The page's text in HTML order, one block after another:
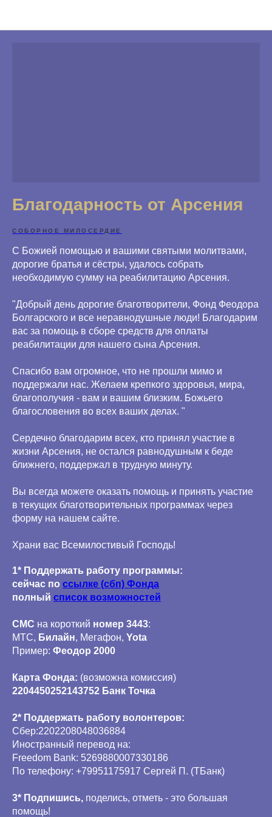
Благодарность от Арсения
СОБОРНОЕ МИЛОСЕРДИЕ
С Божией помощью и вашими святыми молитвами,
дорогие братья и сёстры, удалось собрать
необходимую сумму на реабилитацию Арсения.
"Добрый день дорогие благотворители, Фонд Феодора
Болгарского и все неравнодушные люди! Благодарим
вас за помощь в сборе средств для оплаты
реабилитации для нашего сына Арсения.
Спасибо вам огромное, что не прошли мимо и
поддержали нас. Желаем крепкого здоровья, мира,
благополучия - вам и вашим близким. Божьего
благословения во всех ваших делах. "
Сердечно благодарим всех, кто принял участие в
жизни Арсения, не остался равнодушным к беде
ближнего, поддержал в трудную минуту.
Вы всегда можете оказать помощь и принять участие
в текущих благотворительных программах через
форму на нашем сайте.
Храни вас Всемилостивый Господь!
1* Поддержать работу программы:
сейчас по ссылке (сбп) Фонда
полный список возможностей
СМС на короткий номер 3443:
МТС, Билайн, Мегафон, Yota
Пример: Феодор 2000
Карта Фонда: (возможна комиссия)
2204450252143752 Банк Точка
2* Поддержать работу волонтеров:
Сбер:2202208048036884
Иностранный перевод на:
Freedom Bank: 5269880007330186
По телефону: +79951175917 Сергей П. (ТБанк)
3* Подпишись, поделись, отметь - это большая
помощь!